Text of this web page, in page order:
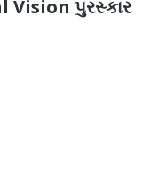
Vision પુરસ્કાર